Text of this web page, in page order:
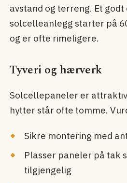
avstand og terreng. Et
solcelleanlegg starter på
og er ofte rimeligere.
Tyveri og hærverk
Solcellepaneler er
hytter står ofte tomme.
Sikre montering med
Plasser paneler på tak
tilgjengelig